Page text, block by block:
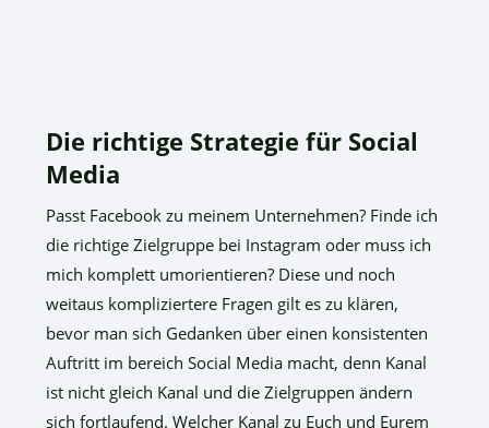
Die richtige Strategie für Social
Media
Passt Facebook zu meinem Unternehmen? Finde ich
die richtige Zielgruppe bei Instagram oder muss ich
mich komplett umorientieren? Diese und noch
weitaus kompliziertere Fragen gilt es zu klären,
bevor man sich Gedanken über einen konsistenten
Auftritt im bereich Social Media macht, denn Kanal
ist nicht gleich Kanal und die Zielgruppen ändern
sich fortlaufend. Welcher Kanal zu Euch und Eurem